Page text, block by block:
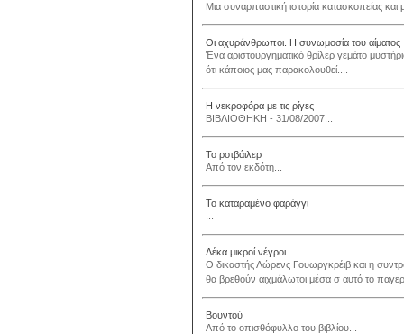
Μια συναρπαστική ιστορία κατασκοπείας και
Οι αχυράνθρωποι. Η συνωμοσία του αίματος
Ένα αριστουργηματικό θρίλερ γεμάτο
ότι κάποιος μας παρακολουθεί....
Η νεκροφόρα με τις ρίγες
ΒΙΒΛΙΟΘΗΚΗ - 31/08/2007...
Το ροτβάιλερ
Από τον εκδότη...
Το καταραμένο φαράγγι
Δέκα μικροί νέγροι
Ο δικαστής Λώρενς Γουωργκρέιβ και η
θα βρεθούν αιχμάλωτοι μέσα σ αυτό το
Βουντού
Από το οπισθόφυλλο του βιβλίου...